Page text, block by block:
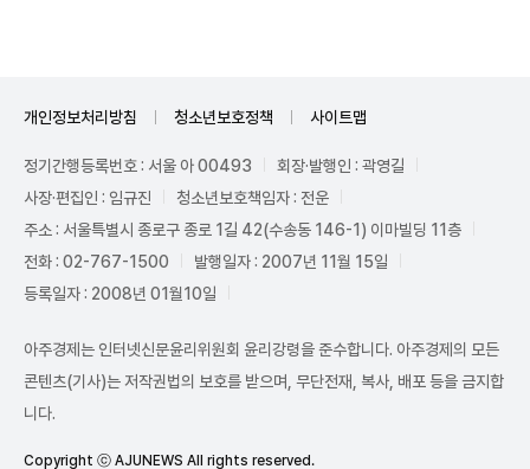
개인정보처리방침 청소년보호정책 사이트맵
정기간행등록번호 : 서울 아 00493
회장·발행인 : 곽영길
사장·편집인 : 임규진
청소년보호책임자 : 전운
주소 : 서울특별시 종로구 종로 1길 42(수송동 146-1) 이마빌딩 11층
전화 : 02-767-1500
발행일자 : 2007년 11월 15일
등록일자 : 2008년 01월10일
아주경제는 인터넷신문윤리위원회 윤리강령을 준수합니다. 아주경제의 모든
콘텐츠(기사)는 저작권법의 보호를 받으며, 무단전재, 복사, 배포 등을 금지합
니다.
Copyright ⓒ AJUNEWS All rights reserved.